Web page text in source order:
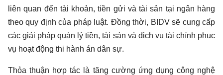
liên quan đến tài khoản, tiền gửi và tài sản tại ngân hàng
theo quy định của pháp luật. Đồng thời, BIDV sẽ cung cấp
các giải pháp quản lý tiền, tài sản và dịch vụ tài chính phục
vụ hoạt động thi hành án dân sự.
Thỏa thuận hợp tác là tăng cường ứng dụng công nghệ